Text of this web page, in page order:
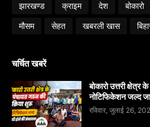
झारखण्ड क्राइम देश बोकारो
मौसम
सेहत खबरली खास
चर्चित खबरें
बोकारो उत्तरी
नोटिफिकेशन जल्द
रविवार, जुलाई 26,